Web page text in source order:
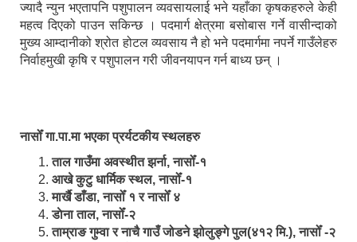
ज्यादै न्युन भएतापनि पशुपालन व्यवसायलाई भने यहाँका कृषकहरुले केही
महत्व दिएको पाउन सकिन्छ । पदमार्ग क्षेत्रमा बसोबास गर्ने वासीन्दाको
मुख्य आम्दानीको श्रोत होटल व्यवसाय नै हो भने पदमार्गमा नपर्ने गाउँलेहरु
निर्वाहमुखी कृषि र पशुपालन गरी जीवनयापन गर्न बाध्य छन् ।
नासोँ गा.पा.मा भएका प्रर्यटकीय स्थलहरु
ताल गाउँमा अवस्थीत झर्ना, नासोँ-१
आखे कुटु धार्मिक स्थल, नासोँ-१
मार्खै डाँडा, नासोँ १ र नासोँ ४
डाेना ताल, नासोँ-२
ताम्राङ गुम्वा र नाचै गाउँ जोडने झोलुङ्गे पुल(४१२ मि.), नासोँ -२